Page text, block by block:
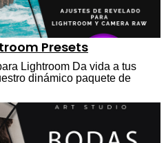
Presets
Lightroom Da vida a tus
dinámico paquete de